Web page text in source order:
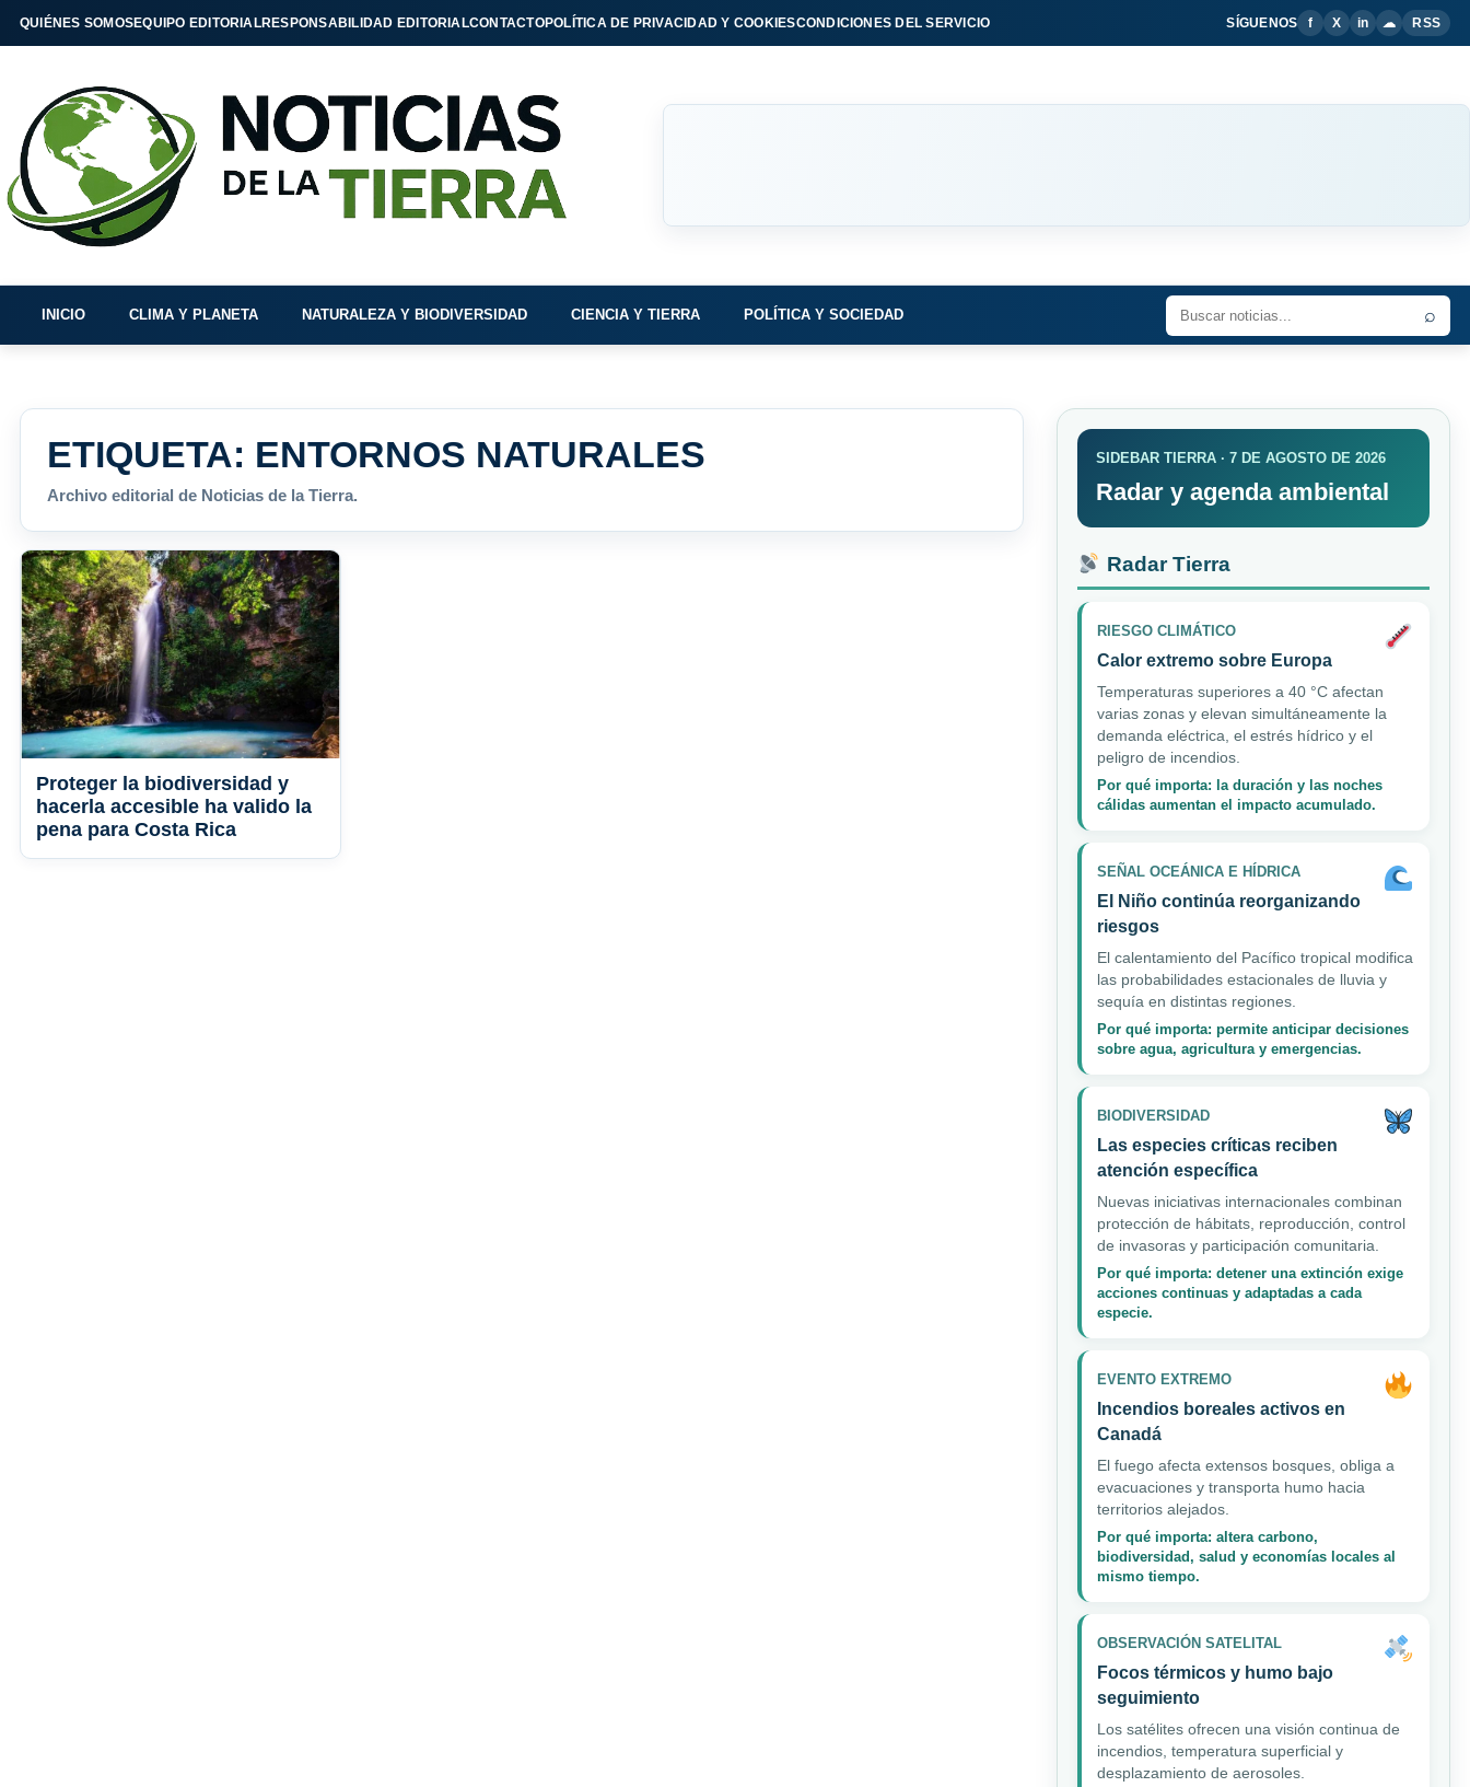
QUIÉNES SOMOSEQUIPO EDITORIALRESPONSABILIDAD EDITORIALCONTACTOPOLÍTICA DE PRIVACIDAD Y COOKIESCONDICIONES DEL SERVICIO SÍGUENOS f X in ☁ RSS
INICIO CLIMA Y PLANETA NATURALEZA Y BIODIVERSIDAD CIENCIA Y TIERRA POLÍTICA Y SOCIEDAD ⌕
ETIQUETA: ENTORNOS NATURALES
Archivo editorial de Noticias de la Tierra.
Proteger la biodiversidad y
hacerla accesible ha valido la
pena para Costa Rica
SIDEBAR TIERRA · 7 DE AGOSTO DE 2026
Radar y agenda ambiental
Radar Tierra
RIESGO CLIMÁTICO
Calor extremo sobre Europa
Temperaturas superiores a 40 °C afectan
varias zonas y elevan simultáneamente la
demanda eléctrica, el estrés hídrico y el
peligro de incendios.
Por qué importa: la duración y las noches
cálidas aumentan el impacto acumulado.
SEÑAL OCEÁNICA E HÍDRICA
El Niño continúa reorganizando
riesgos
El calentamiento del Pacífico tropical modifica
las probabilidades estacionales de lluvia y
sequía en distintas regiones.
Por qué importa: permite anticipar decisiones
sobre agua, agricultura y emergencias.
BIODIVERSIDAD
Las especies críticas reciben
atención específica
Nuevas iniciativas internacionales combinan
protección de hábitats, reproducción, control
de invasoras y participación comunitaria.
Por qué importa: detener una extinción exige
acciones continuas y adaptadas a cada
especie.
EVENTO EXTREMO
Incendios boreales activos en
Canadá
El fuego afecta extensos bosques, obliga a
evacuaciones y transporta humo hacia
territorios alejados.
Por qué importa: altera carbono,
biodiversidad, salud y economías locales al
mismo tiempo.
OBSERVACIÓN SATELITAL
Focos térmicos y humo bajo
seguimiento
Los satélites ofrecen una visión continua de
incendios, temperatura superficial y
desplazamiento de aerosoles.